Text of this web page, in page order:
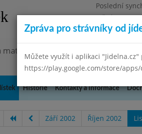
Poslední
Středa
Omezení
mateřská škola Chmelnice, Praha 3,
Historie Kontakty a informace
Září 2002 Říjen 2002
Zpráva pro strávníky od
Můžete využít i aplikaci
https://play.google.com/store/